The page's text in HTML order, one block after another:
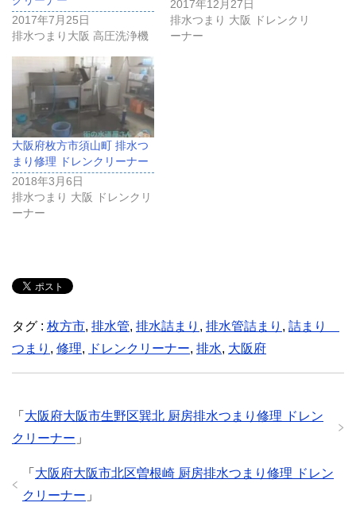
2017年7月25日
排水つまり大阪 高圧洗浄機
2017年12月27日
排水つまり 大阪 ドレンクリ
ーナー
大阪府枚方市須山町 排水つ
まり修理 ドレンクリーナー
2018年3月6日
排水つまり 大阪 ドレンクリ
ーナー
タグ : 枚方市, 排水管, 排水詰まり , 排水管詰まり , 詰まり
つまり , 修理, ドレンクリーナー, 排水, 大阪府
「 大阪府大阪市生野区巽北 厨房排水つまり修理 ドレン
クリーナー 」
「 大阪府大阪市北区曽根崎 厨房排水つまり修理 ドレン
クリーナー 」